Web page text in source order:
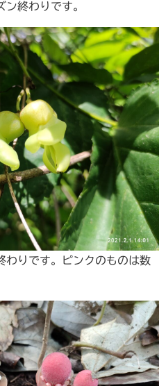
終わりです。
わりです。ピンクのものは数